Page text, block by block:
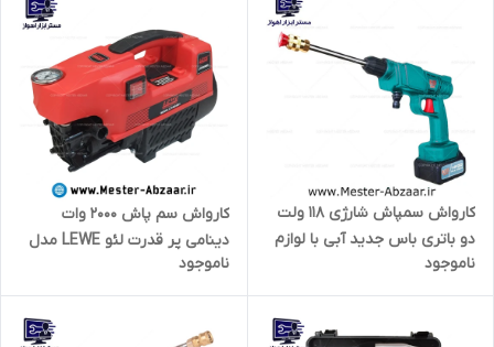
کارواش سمپاش شارژی 118 ولت
دو باتری باس جدید آبی با لوازم
POWER BS-11
ناموجود
کارواش سم پاش 2000 وات
دینامی پر قدرت لئو LEWE مدل
همراه با شیلنگ فشار قوی
ناموجود